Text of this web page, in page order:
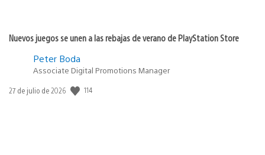
Nuevos juegos se unen a las rebajas de verano de PlayStation Store
Peter Boda
Associate Digital Promotions Manager
Fecha
27 de julio de 2026 114